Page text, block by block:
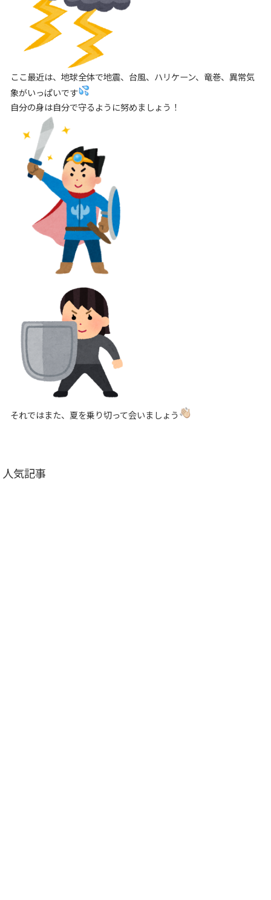
ここ最近は、地球全体で地震、台風、ハリケーン、竜巻、異常気
象がいっぱいです
自分の身は自分で守るように努めましょう！
それではまた、夏を乗り切って会いましょう
人気記事